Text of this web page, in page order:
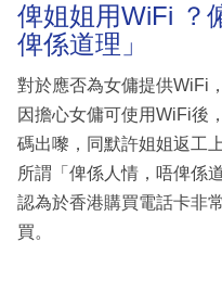
俾姐姐用WiFi ？
俾係道理」
對於應否為女傭提供WiFi
因擔心女傭可使用WiFi後
碼出嚟，同默許姐姐返工
所謂「俾係人情，唔俾係
認為於香港購買電話卡非
買。